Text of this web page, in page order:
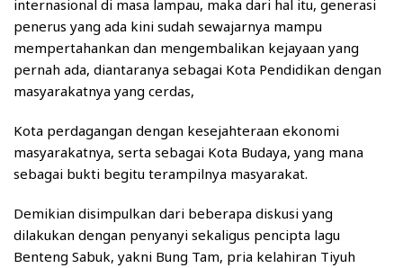
internasional di masa lampau, maka dari hal itu, generasi
penerus yang ada kini sudah sewajarnya mampu
mempertahankan dan mengembalikan kejayaan yang
pernah ada, diantaranya sebagai Kota Pendidikan dengan
masyarakatnya yang cerdas,
Kota perdagangan dengan kesejahteraan ekonomi
masyarakatnya, serta sebagai Kota Budaya, yang mana
sebagai bukti begitu terampilnya masyarakat.
Demikian disimpulkan dari beberapa diskusi yang
dilakukan dengan penyanyi sekaligus pencipta lagu
Benteng Sabuk, yakni Bung Tam, pria kelahiran Tiyuh